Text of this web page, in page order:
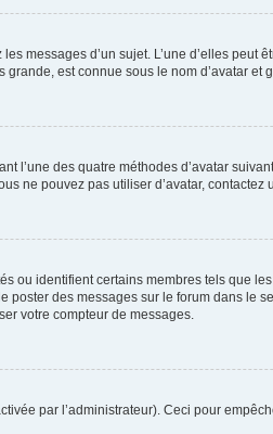
messages d’un sujet. L’une d’elles
est connue sous le nom d’avatar
l’une des quatre méthodes d’avatar
ne pouvez pas utiliser d’avatar, contactez
ou identifient certains membres tels que
poster des messages sur le forum dans le
votre compteur de messages.
par l’administrateur). Ceci pour